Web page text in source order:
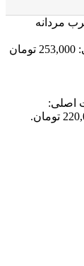
مردانه
قیمت اصلی: 253,000 تومان
اصلی: